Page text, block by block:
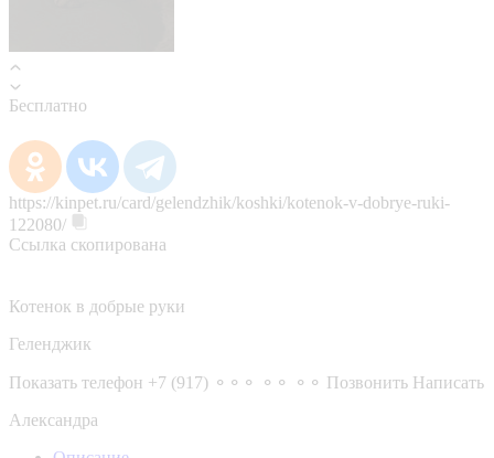
Бесплатно
https://kinpet.ru/card/gelendzhik/koshki/kotenok-v-dobrye-ruki-
122080/
Ссылка скопирована
Котенок в добрые руки
Геленджик
Показать телефон +7 (917) ⚬⚬⚬ ⚬⚬ ⚬⚬ Позвонить Написать
Александра